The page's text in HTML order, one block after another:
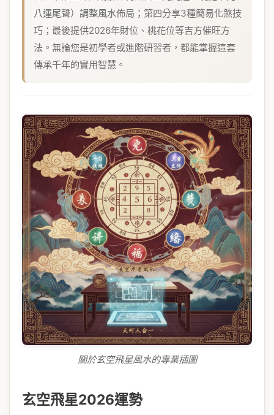
八運尾聲）調整風水佈局；第四分享3種簡易化煞技
巧；最後提供2026年財位、桃花位等吉方催旺方
法。無論您是初學者或進階研習者，都能掌握這套
傳承千年的實用智慧。
關於玄空飛星風水的專業插圖
玄空飛星2026運勢